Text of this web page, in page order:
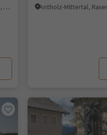
Kandellen-Frondeigen-Stadlern, Toblach, Dolomitenregion 3 Zinnen